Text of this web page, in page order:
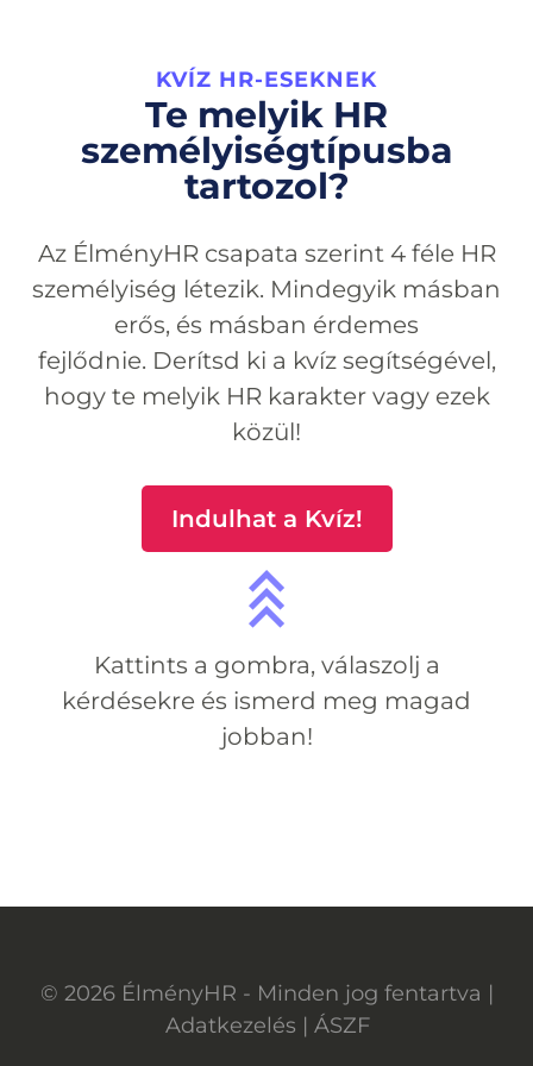
KVÍZ HR-ESEKNEK
Te melyik HR
személyiségtípusba
tartozol?
Az ÉlményHR csapata szerint 4 féle HR
személyiség létezik. Mindegyik másban
erős, és másban érdemes
fejlődnie. Derítsd ki a kvíz segítségével,
hogy te melyik HR karakter vagy ezek
közül!
Indulhat a Kvíz!
Kattints a gombra, válaszolj a
kérdésekre és ismerd meg magad
jobban!
© 2026 ÉlményHR - Minden jog fentartva |
Adatkezelés | ÁSZF